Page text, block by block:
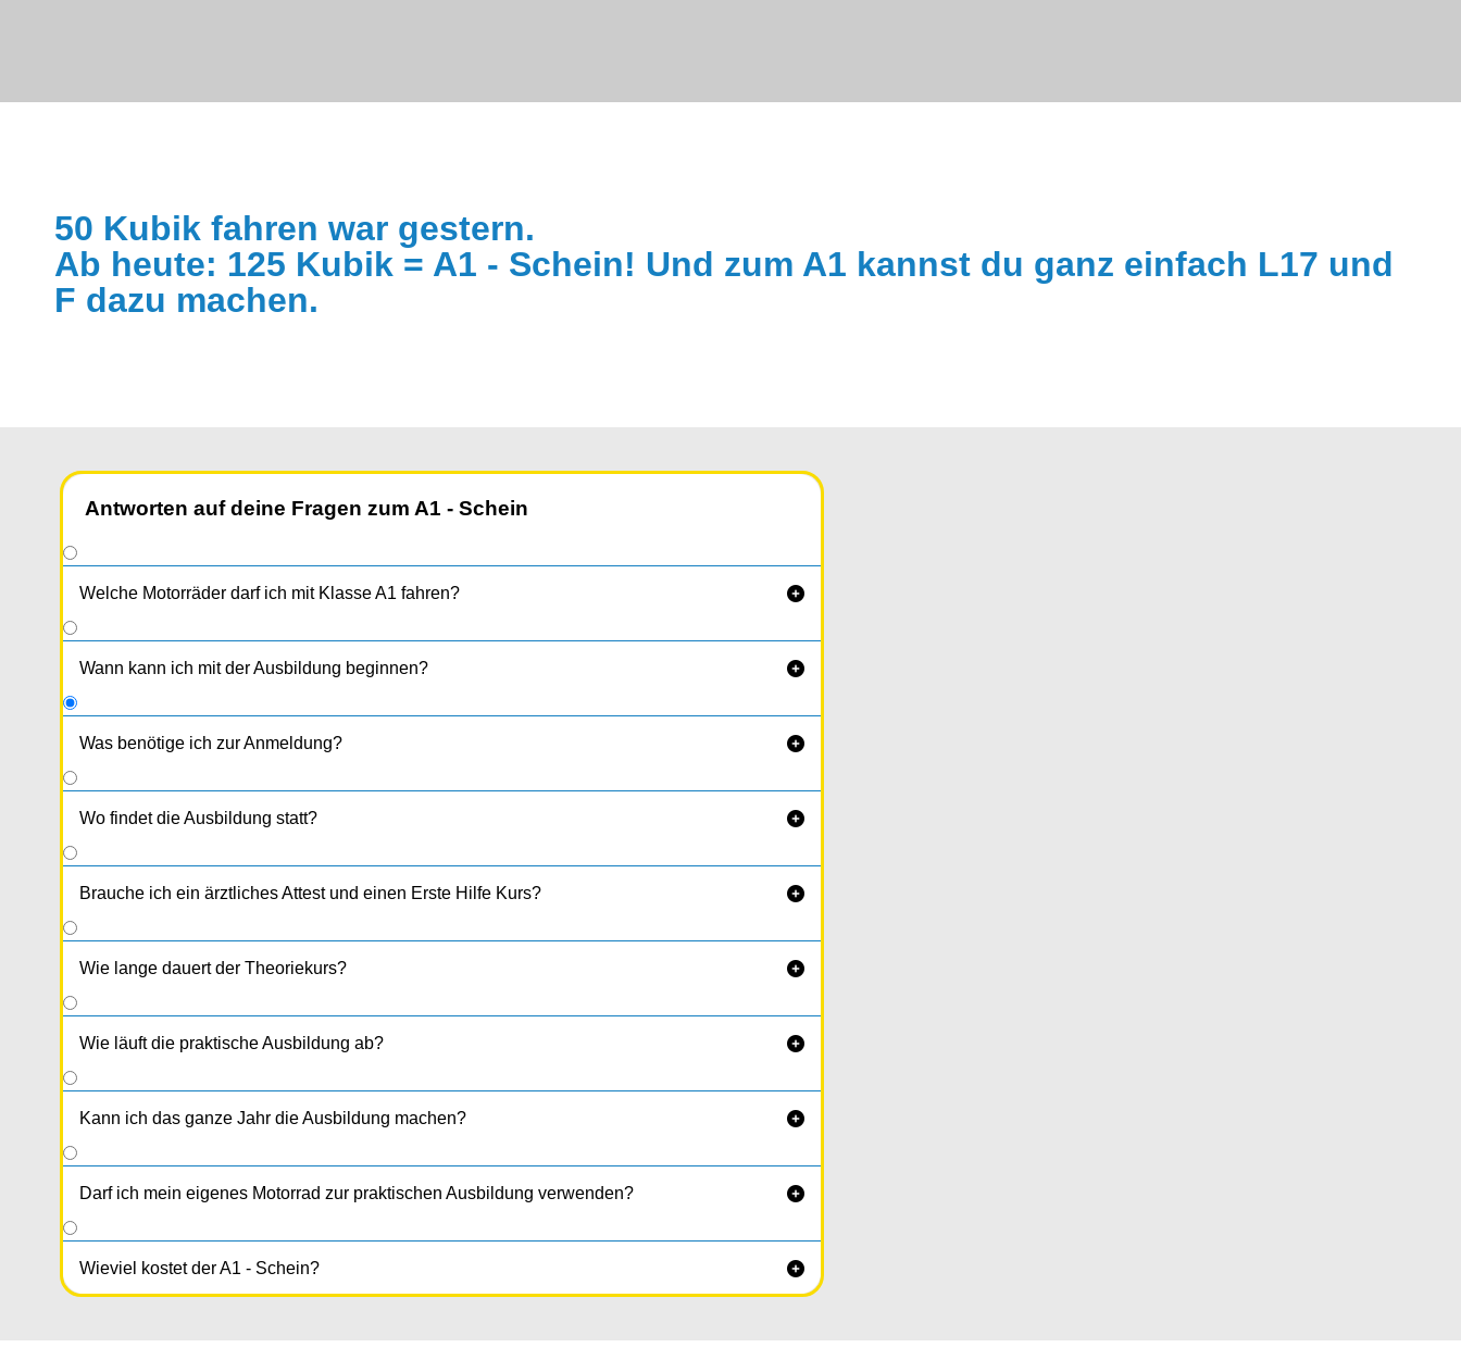
50 Kubik fahren war gestern.
Ab heute: 125 Kubik = A1 - Schein! Und zum A1 kannst du ganz einfach L17 und
F dazu machen.
Antworten auf deine Fragen zum A1 - Schein
Welche Motorräder darf ich mit Klasse A1 fahren? 
Wann kann ich mit der Ausbildung beginnen? 
Was benötige ich zur Anmeldung? 
1 Passfoto (kein Klebefoto)
Reisepass oder Personalausweis
Wo findet die Ausbildung statt? 
Brauche ich ein ärztliches Attest und einen Erste Hilfe Kurs? 
Wie lange dauert der Theoriekurs? 
Wie läuft die praktische Ausbildung ab? 
Kann ich das ganze Jahr die Ausbildung machen? 
Darf ich mein eigenes Motorrad zur praktischen Ausbildung verwenden? 
Wieviel kostet der A1 - Schein? 